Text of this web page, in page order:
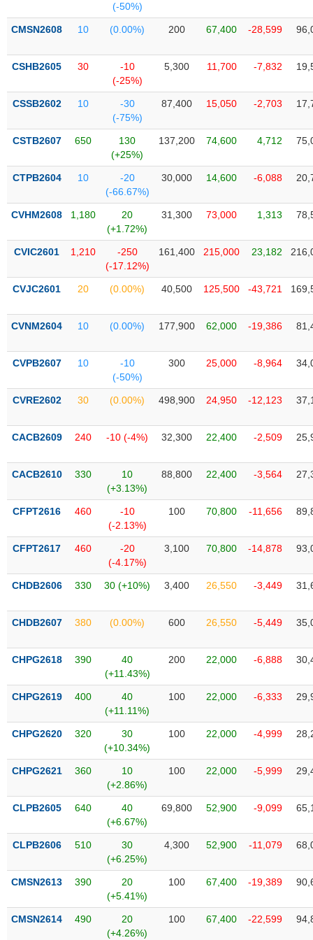
Trạng
cổ
phiếu
Quy
mô
trường
yết
yết
Niêm
bổ
sung
Hủy
niêm
Theo
đặc
Không
ký
quỹ
Danh
mục
phiếu
chi
Tổng
Giao
Tài
Phân
kỹ
Hồ
doanh
nghiệp
Tin
tức
kiện
(-50%)
CMSN2608 10 (0.00%) 200 67,400 -28,599
CSHB2605 30
-10
(-25%)
5,300 11,700 -7,832
CSSB2602 10
-30
(-75%)
87,400 15,050 -2,703
CSTB2607 650
130
(+25%)
137,200 74,600 4,712
CTPB2604 10
-20
(-66.67%)
30,000 14,600 -6,088
CVHM2608 1,180
20
(+1.72%)
31,300 73,000 1,313
CVIC2601 1,210
-250
(-17.12%)
161,400 215,000 23,182
CVJC2601 20 (0.00%) 40,500 125,500 -43,721
CVNM2604 10 (0.00%) 177,900 62,000 -19,386
CVPB2607 10
-10
(-50%)
300 25,000 -8,964
CVRE2602 30 (0.00%) 498,900 24,950 -12,123
CACB2609 240 -10 (-4%) 32,300 22,400 -2,509
CACB2610 330
10
(+3.13%)
88,800 22,400 -3,564
CFPT2616 460
-10
(-2.13%)
100 70,800 -11,656
CFPT2617 460
-20
(-4.17%)
3,100 70,800 -14,878
CHDB2606 330 30 (+10%) 3,400 26,550 -3,449
CHDB2607 380 (0.00%) 600 26,550 -5,449
CHPG2618 390
40
(+11.43%)
200 22,000 -6,888
CHPG2619 400
40
(+11.11%)
100 22,000 -6,333
CHPG2620 320
30
(+10.34%)
100 22,000 -4,999
CHPG2621 360
10
(+2.86%)
100 22,000 -5,999
CLPB2605 640
40
(+6.67%)
69,800 52,900 -9,099
CLPB2606 510
30
(+6.25%)
4,300 52,900 -11,079
CMSN2613 390
20
(+5.41%)
100 67,400 -19,389
CMSN2614 490
20
(+4.26%)
100 67,400 -22,599
DOANH
CỔ
SINH
PHIẾU
CỤ
ĐẦU
XUẤT
LIỆU
TIN
SECTOR
NGUYÊN
LIỆU